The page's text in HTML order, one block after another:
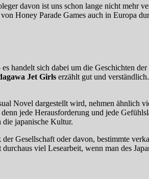
davon ist uns schon lange nicht mehr
Honey Parade Games auch in Europa
handelt sich dabei um die Geschichten
Jet Girls erzählt gut und
Novel dargestellt wird, nehmen ähnlich
jede Herausforderung und jede
japanische Kultur.
Gesellschaft oder davon, bestimmte
viel Lesearbeit, wenn man des